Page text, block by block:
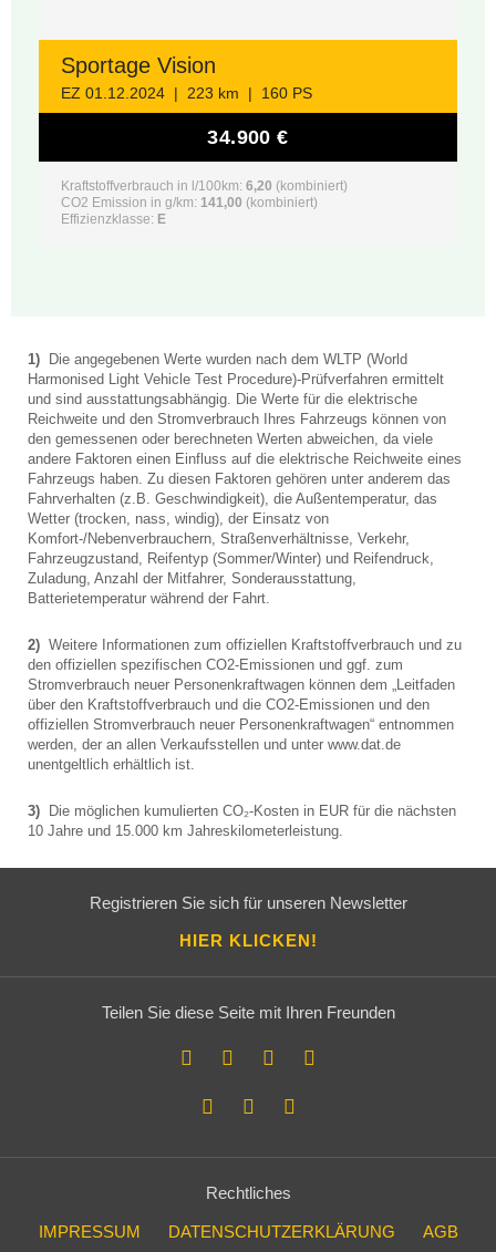
Sportage Vision
EZ 01.12.2024 | 223 km | 160 PS
34.900 €
Kraftstoffverbrauch in l/100km: 6,20 (kombiniert)
CO2 Emission in g/km: 141,00 (kombiniert)
Effizienzklasse: E
1) Die angegebenen Werte wurden nach dem WLTP (World
Harmonised Light Vehicle Test Procedure)-Prüfverfahren ermittelt
und sind ausstattungsabhängig. Die Werte für die elektrische
Reichweite und den Stromverbrauch Ihres Fahrzeugs können von
den gemessenen oder berechneten Werten abweichen, da viele
andere Faktoren einen Einfluss auf die elektrische Reichweite eines
Fahrzeugs haben. Zu diesen Faktoren gehören unter anderem das
Fahrverhalten (z.B. Geschwindigkeit), die Außentemperatur, das
Wetter (trocken, nass, windig), der Einsatz von
Komfort-/Nebenverbrauchern, Straßenverhältnisse, Verkehr,
Fahrzeugzustand, Reifentyp (Sommer/Winter) und Reifendruck,
Zuladung, Anzahl der Mitfahrer, Sonderausstattung,
Batterietemperatur während der Fahrt.
2) Weitere Informationen zum offiziellen Kraftstoffverbrauch und zu
den offiziellen spezifischen CO2-Emissionen und ggf. zum
Stromverbrauch neuer Personenkraftwagen können dem „Leitfaden
über den Kraftstoffverbrauch und die CO2-Emissionen und den
offiziellen Stromverbrauch neuer Personenkraftwagen“ entnommen
werden, der an allen Verkaufsstellen und unter www.dat.de
unentgeltlich erhältlich ist.
3) Die möglichen kumulierten CO₂-Kosten in EUR für die nächsten
10 Jahre und 15.000 km Jahreskilometerleistung.
Registrieren Sie sich für unseren Newsletter
HIER KLICKEN!
Teilen Sie diese Seite mit Ihren Freunden
Rechtliches
IMPRESSUM DATENSCHUTZERKLÄRUNG AGB